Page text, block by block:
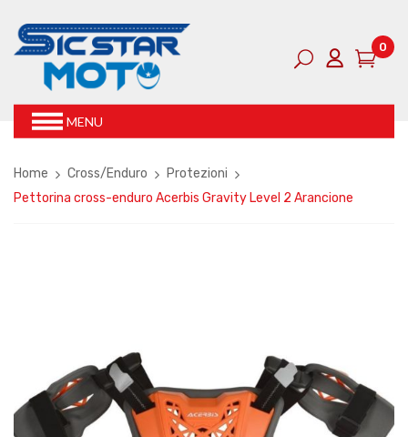
0
MENU
Home Cross/Enduro
Protezioni
Pettorina cross-enduro Acerbis Gravity Level 2 Arancione